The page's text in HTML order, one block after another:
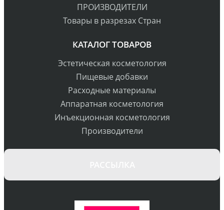
ПРОИЗВОДИТЕЛИ
Товары в разрезах Стран
КАТАЛОГ ТОВАРОВ
Эстетическая косметология
Пищевые добавки
Расходные материалы
Аппаратная косметология
Инъекционная косметология
Производители